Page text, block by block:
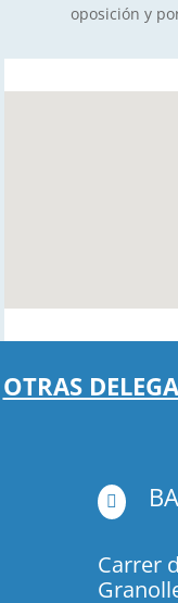
oposición y
OTRAS

Carrer